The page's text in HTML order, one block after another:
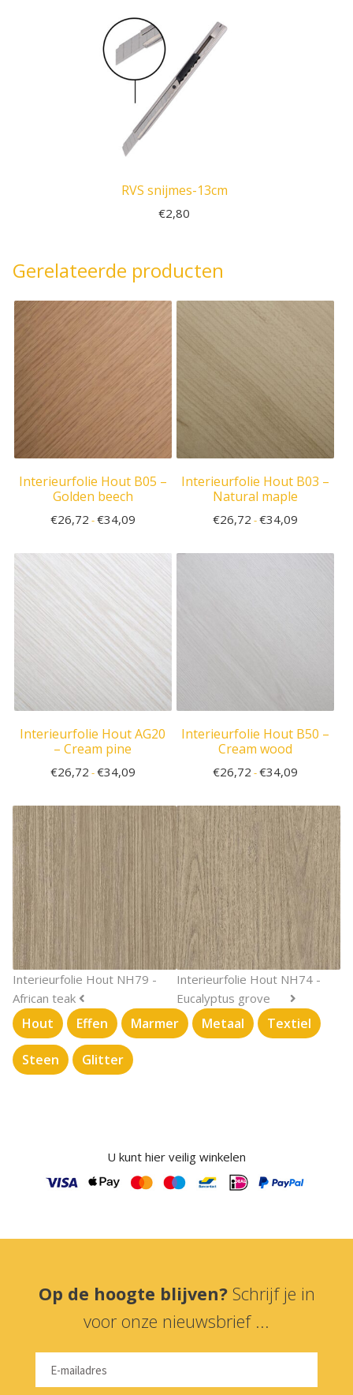
RVS snijmes-13cm
€2,80
Gerelateerde producten
Interieurfolie Hout B05 –
Golden beech
€26,72 -€34,09
Interieurfolie Hout B03 –
Natural maple
€26,72 -€34,09
Interieurfolie Hout AG20
– Cream pine
€26,72 -€34,09
Interieurfolie Hout B50 –
Cream wood
€26,72 -€34,09
Interieurfolie Hout NH79 -
African teak
Interieurfolie Hout NH74 -
Eucalyptus grove
Hout Effen Marmer Metaal Textiel
Steen Glitter
U kunt hier veilig winkelen
Op de hoogte blijven? Schrijf je in
voor onze nieuwsbrief ...